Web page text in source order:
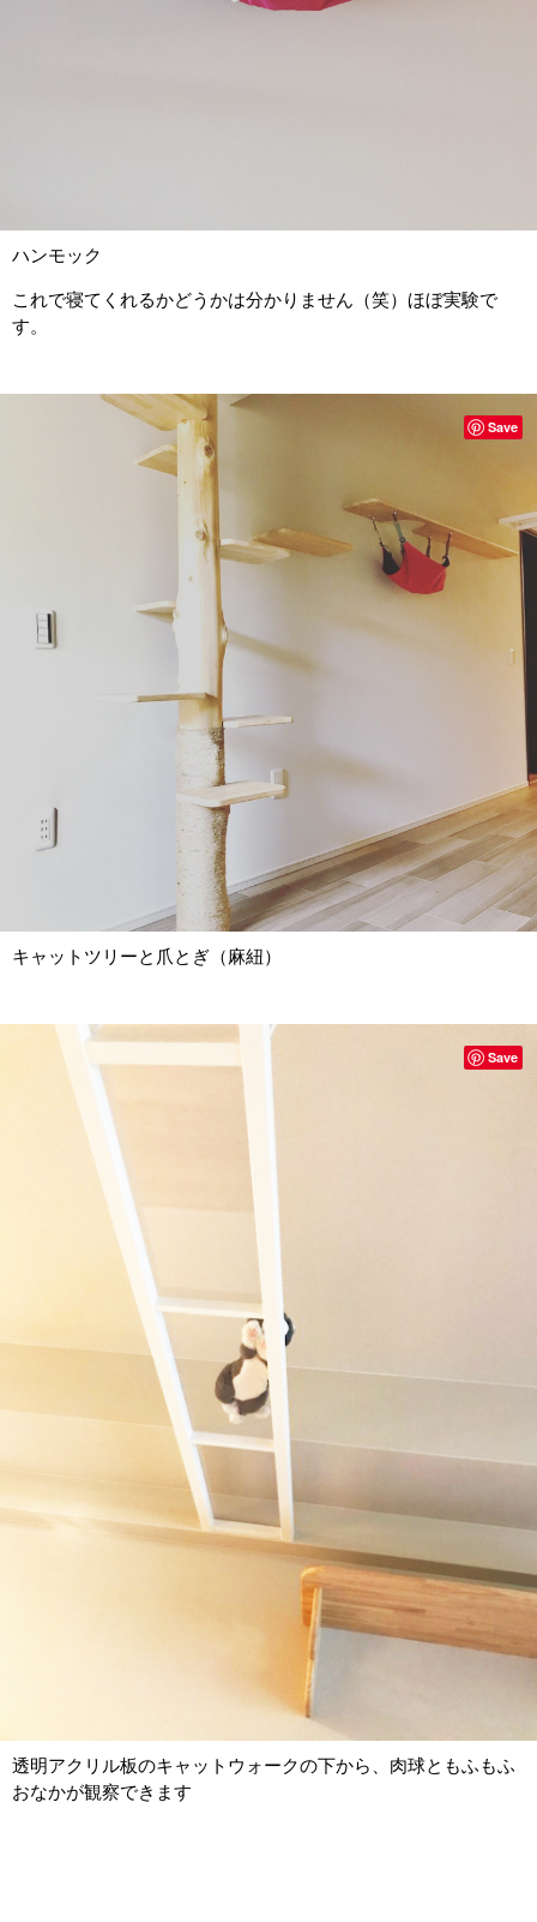
ハンモック
これで寝てくれるかどうかは分かりません（笑）ほぼ実験で
す。
キャットツリーと爪とぎ（麻紐）
Save
透明アクリル板のキャットウォークの下から、肉球ともふもふ
おなかが観察できます
Save